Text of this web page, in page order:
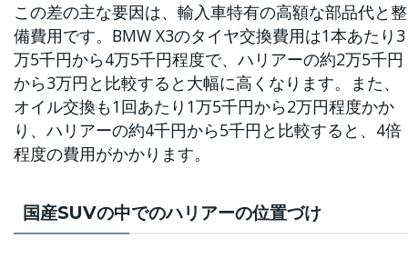
この差の主な要因は、輸入車特有の高額な部品代と整
備費用です。BMW X3のタイヤ交換費用は1本あたり3
万5千円から4万5千円程度で、ハリアーの約2万5千円
から3万円と比較すると大幅に高くなります。また、
オイル交換も1回あたり1万5千円から2万円程度かか
り、ハリアーの約4千円から5千円と比較すると、4倍
程度の費用がかかります。
国産SUVの中でのハリアーの位置づけ